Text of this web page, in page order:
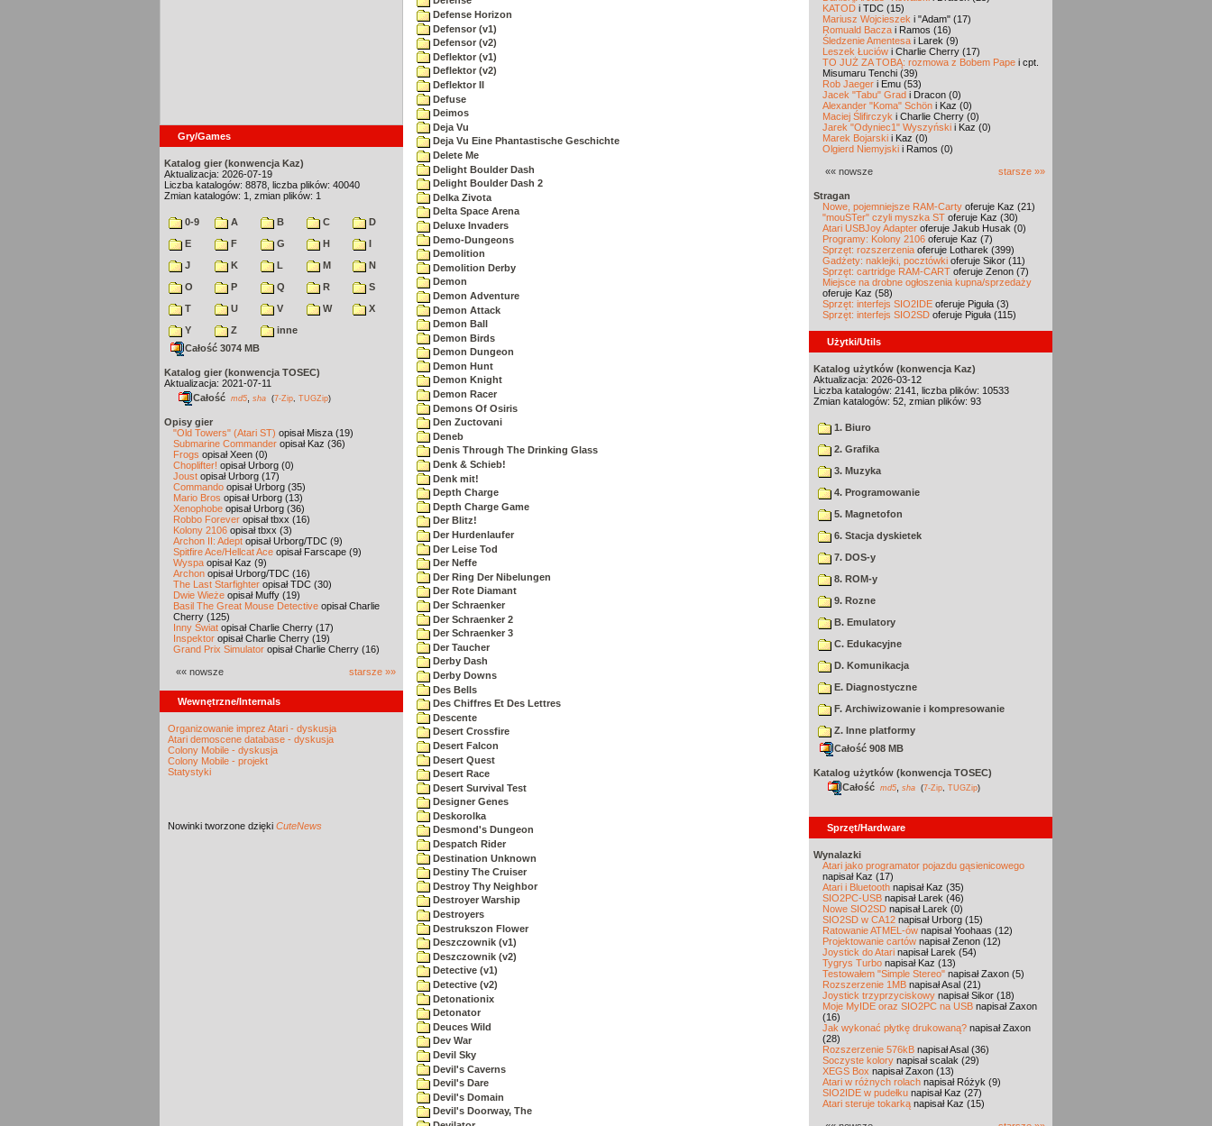
Gry/Games
Katalog gier (konwencja Kaz)
Aktualizacja: 2026-07-19
Liczba katalogów: 8878, liczba plików: 40040
Zmian katalogów: 1, zmian plików: 1
0-9 A B C
D
E
F G H
I
J
K L M
N
O
P Q R
S
T
U V W
X
Y
Z
inne
Całość 3074 MB
Katalog gier (konwencja TOSEC)
Aktualizacja: 2021-07-11
Całość md5 sha (7-Zip TUGZip)
Opisy gier
"Old Towers" (Atari ST) opisał Misza (19)
Submarine Commander opisał Kaz (36)
Frogs opisał Xeen (0)
Choplifter! opisał Urborg (0)
Joust opisał Urborg (17)
Commando opisał Urborg (35)
Mario Bros opisał Urborg (13)
Xenophobe opisał Urborg (36)
Robbo Forever opisał tbxx (16)
Kolony 2106 opisał tbxx (3)
Archon II: Adept opisał Urborg/TDC (9)
Spitfire Ace/Hellcat Ace opisał Farscape (9)
Wyspa opisał Kaz (9)
Archon opisał Urborg/TDC (16)
The Last Starfighter opisał TDC (30)
Dwie Wieże opisał Muffy (19)
Basil The Great Mouse Detective opisał Charlie
Cherry (125)
Inny Świat opisał Charlie Cherry (17)
Inspektor opisał Charlie Cherry (19)
Grand Prix Simulator opisał Charlie Cherry (16)
«« nowsze starsze »»
Wewnętrzne/Internals
Organizowanie imprez Atari - dyskusja
Atari demoscene database - dyskusja
Colony Mobile - dyskusja
Colony Mobile - projekt
Statystyki
Nowinki tworzone dzięki CuteNews
Defense Horizon
Defensor (v1)
Defensor (v2)
Deflektor (v1)
Deflektor (v2)
Deflektor II
Defuse
Deimos
Deja Vu
Deja Vu Eine Phantastische Geschichte
Delete Me
Delight Boulder Dash
Delight Boulder Dash 2
Delka Zivota
Delta Space Arena
Deluxe Invaders
Demo-Dungeons
Demolition
Demolition Derby
Demon
Demon Adventure
Demon Attack
Demon Ball
Demon Birds
Demon Dungeon
Demon Hunt
Demon Knight
Demon Racer
Demons Of Osiris
Den Zuctovani
Deneb
Denis Through The Drinking Glass
Denk & Schieb!
Denk mit!
Depth Charge
Depth Charge Game
Der Blitz!
Der Hurdenlaufer
Der Leise Tod
Der Neffe
Der Ring Der Nibelungen
Der Rote Diamant
Der Schraenker
Der Schraenker 2
Der Schraenker 3
Der Taucher
Derby Dash
Derby Downs
Des Bells
Des Chiffres Et Des Lettres
Descente
Desert Crossfire
Desert Falcon
Desert Quest
Desert Race
Desert Survival Test
Designer Genes
Deskorolka
Desmond's Dungeon
Despatch Rider
Destination Unknown
Destiny The Cruiser
Destroy Thy Neighbor
Destroyer Warship
Destroyers
Destrukszon Flower
Deszczownik (v1)
Deszczownik (v2)
Detective (v1)
Detective (v2)
Detonationix
Detonator
Deuces Wild
Dev War
Devil Sky
Devil's Caverns
Devil's Dare
Devil's Domain
Devil's Doorway, The
KATOD i TDC (15)
Mariusz Wojcieszek i "Adam" (17)
Romuald Bacza i Ramos (16)
Śledzenie Amentesa i Larek (9)
Leszek Łuciów i Charlie Cherry (17)
TO JUŻ ZA TOBĄ: rozmowa z Bobem Pape i cpt.
Misumaru Tenchi (39)
Rob Jaeger i Emu (53)
Jacek "Tabu" Grad i Dracon (0)
Alexander "Koma" Schön i Kaz (0)
Maciej Ślifirczyk i Charlie Cherry (0)
Jarek "Odyniec1" Wyszyński i Kaz (0)
Marek Bojarski i Kaz (0)
Olgierd Niemyjski i Ramos (0)
«« nowsze starsze »»
Stragan
Nowe, pojemniejsze RAM-Carty oferuje Kaz (21)
"mouSTer" czyli myszka ST oferuje Kaz (30)
Atari USBJoy Adapter oferuje Jakub Husak (0)
Programy: Kolony 2106 oferuje Kaz (7)
Sprzęt: rozszerzenia oferuje Lotharek (399)
Gadżety: naklejki, pocztówki oferuje Sikor (11)
Sprzęt: cartridge RAM-CART oferuje Zenon (7)
Miejsce na drobne ogłoszenia kupna/sprzedaży
oferuje Kaz (58)
Sprzęt: interfejs SIO2IDE oferuje Piguła (3)
Sprzęt: interfejs SIO2SD oferuje Piguła (115)
Użytki/Utils
Katalog użytków (konwencja Kaz)
Aktualizacja: 2026-03-12
Liczba katalogów: 2141, liczba plików: 10533
Zmian katalogów: 52, zmian plików: 93
1. Biuro
2. Grafika
3. Muzyka
4. Programowanie
5. Magnetofon
6. Stacja dyskietek
7. DOS-y
8. ROM-y
9. Rozne
B. Emulatory
C. Edukacyjne
D. Komunikacja
E. Diagnostyczne
F. Archiwizowanie i kompresowanie
Z. Inne platformy
Całość 908 MB
Katalog użytków (konwencja TOSEC)
Całość md5 sha (7-Zip TUGZip)
Sprzęt/Hardware
Wynalazki
Atari jako programator pojazdu gąsienicowego
napisał Kaz (17)
Atari i Bluetooth napisał Kaz (35)
SIO2PC-USB napisał Larek (46)
Nowe SIO2SD napisał Larek (0)
SIO2SD w CA12 napisał Urborg (15)
Ratowanie ATMEL-ów napisał Yoohaas (12)
Projektowanie cartów napisał Zenon (12)
Joystick do Atari napisał Larek (54)
Tygrys Turbo napisał Kaz (13)
Testowałem "Simple Stereo" napisał Zaxon (5)
Rozszerzenie 1MB napisał Asal (21)
Joystick trzyprzyciskowy napisał Sikor (18)
Moje MyIDE oraz SIO2PC na USB napisał Zaxon
(16)
Jak wykonać płytkę drukowaną? napisał Zaxon
(28)
Rozszerzenie 576kB napisał Asal (36)
Soczyste kolory napisał scalak (29)
XEGS Box napisał Zaxon (13)
Atari w różnych rolach napisał Różyk (9)
SIO2IDE w pudełku napisał Kaz (27)
Atari steruje tokarką napisał Kaz (15)